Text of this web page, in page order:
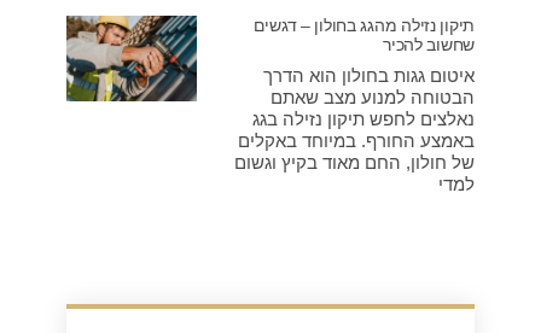
תיקון נזילה מהגג בחולון – דגשים
שחשוב להכיר
איטום גגות בחולון הוא הדרך
הבטוחה למנוע מצב שאתם
נאלצים לחפש תיקון נזילה בגג
באמצע החורף. במיוחד באקלים
של חולון, החם מאוד בקיץ וגשום
למדי